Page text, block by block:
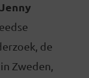
Jenny
de
Zweden,